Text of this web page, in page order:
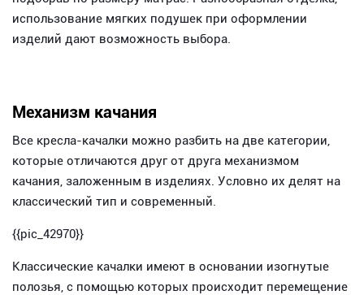
использование мягких подушек при оформлении
изделий дают возможность выбора.
Механизм качания
Все кресла-качалки можно разбить на две категории,
которые отличаются друг от друга механизмом
качания, заложенным в изделиях. Условно их делят на
классический тип и современный.
{{pic_42970}}
Классические качалки имеют в основании изогнутые
полозья, с помощью которых происходит перемещение